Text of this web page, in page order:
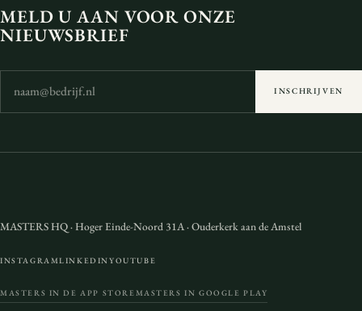
MELD U AAN VOOR ONZE
NIEUWSBRIEF
INSCHRIJVEN
MASTERS HQ·Hoger Einde-Noord 31A·Ouderkerk aan de Amstel
INSTAGRAMLINKEDINYOUTUBE
MASTERS IN DE APP STOREMASTERS IN GOOGLE PLAY